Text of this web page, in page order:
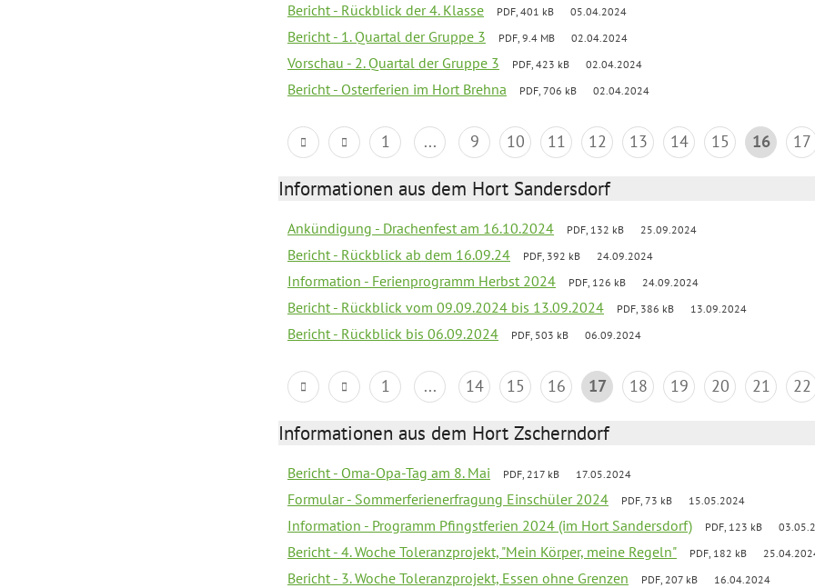
Bericht - Rückblick der 4. Klasse PDF, 401 kB 05.04.2024
Bericht - 1. Quartal der Gruppe 3 PDF, 9.4 MB 02.04.2024
Vorschau - 2. Quartal der Gruppe 3 PDF, 423 kB 02.04.2024
Bericht - Osterferien im Hort Brehna PDF, 706 kB 02.04.2024
1 ... 9 10 11 12 13 14 15 16 17
Informationen aus dem Hort Sandersdorf
Ankündigung - Drachenfest am 16.10.2024 PDF, 132 kB 25.09.2024
Bericht - Rückblick ab dem 16.09.24 PDF, 392 kB 24.09.2024
Information - Ferienprogramm Herbst 2024 PDF, 126 kB 24.09.2024
Bericht - Rückblick vom 09.09.2024 bis 13.09.2024 PDF, 386 kB 13.09.2024
Bericht - Rückblick bis 06.09.2024 PDF, 503 kB 06.09.2024
1 ... 14 15 16 17 18 19 20 21 22
Informationen aus dem Hort Zscherndorf
Bericht - Oma-Opa-Tag am 8. Mai PDF, 217 kB 17.05.2024
Formular - Sommerferienerfragung Einschüler 2024 PDF, 73 kB 15.05.2024
Information - Programm Pfingstferien 2024 (im Hort Sandersdorf) PDF, 123 kB
Bericht - 4. Woche Toleranzprojekt, "Mein Körper, meine Regeln" PDF, 182 kB
Bericht - 3. Woche Toleranzprojekt, Essen ohne Grenzen PDF, 207 kB 16.04.2024